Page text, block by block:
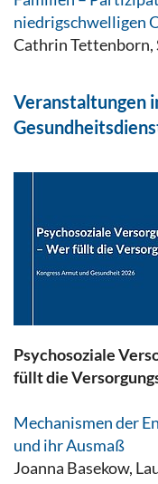
niedrigschwelligen
Cathrin Tettenborn,
Veranstaltungen
Psychosoziale
füllt die
Mechanismen der
und ihr Ausmaß
Joanna Basekow,